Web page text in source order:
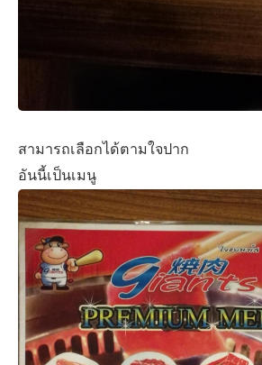
สามารถเลือกได้ตามใจปาก
อันนี้เป็นเมนู